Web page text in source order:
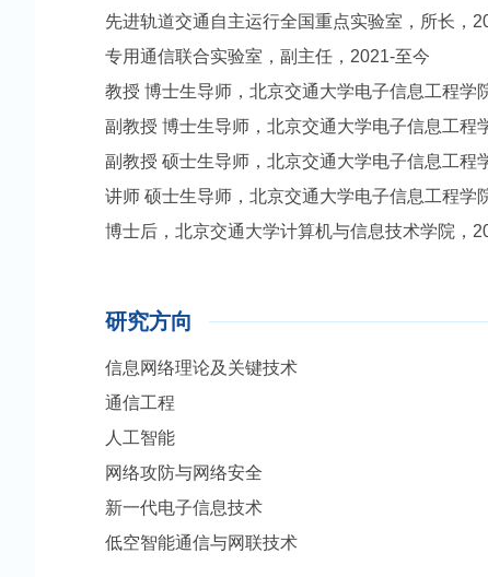
先进轨道交通自主运行全国重点实验室，所长，
专用通信联合实验室，副主任，2021-至今
教授 博士生导师，北京交通大学电子信息工程学
副教授 博士生导师，北京交通大学电子信息工程
副教授 硕士生导师，北京交通大学电子信息工程
讲师 硕士生导师，北京交通大学电子信息工程学
博士后，北京交通大学计算机与信息技术学院，
研究方向
信息网络理论及关键技术
通信工程
人工智能
网络攻防与网络安全
新一代电子信息技术
低空智能通信与网联技术